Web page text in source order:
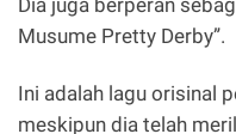
Dia juga berperan
Musume Pretty Derby”.
Ini adalah lagu orisinal
meskipun dia telah